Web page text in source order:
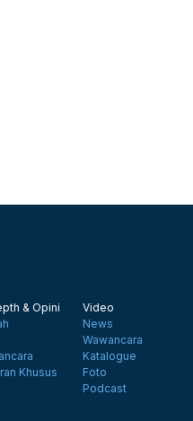
& Opini
Khusus
Video
News
Wawancara
Katalogue
Foto
Podcast